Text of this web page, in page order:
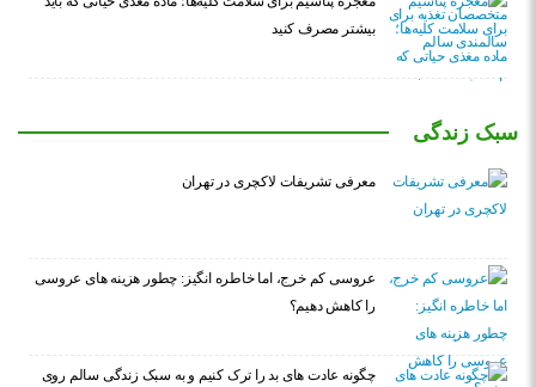
بیشتر مصرف کنید
سبک زندگی
معرفی تشریفات لاکچری در تهران
عروسی کم خرج، اما خاطره انگیز: چطور هزینه های عروسی
را کاهش دهیم؟
چگونه عادت‌ های بد را ترک کنیم و به سبک زندگی سالم روی